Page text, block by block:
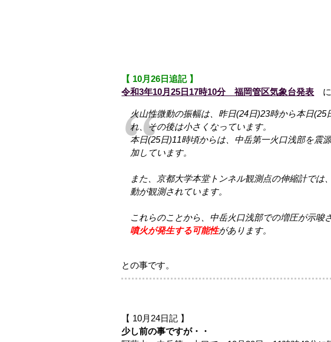
【 10月26日追記 】
令和3年10月25日17時10分 福岡管区気象台発表 に
火山性微動の振幅は、昨日(24日)23時から本日
れ、その後は小さくなっています。
本日(25日)11時頃からは、中岳第一火口浅部を震
加しています。
また、京都大学本堂トンネル観測点の伸縮計では
動が観測されています。
これらのことから、中岳火口浅部での増圧が示唆
噴火が発生する可能性があります。
との事です。
【 10月24日記 】
少し前の事ですが・・